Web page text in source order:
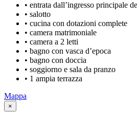
• entrata dall’ingresso principale
• salotto
• cucina con dotazioni complete
• camera matrimoniale
• camera a 2 letti
• bagno con vasca d’epoca
• bagno con doccia
• soggiorno e sala da pranzo
• 1 ampia terrazza
Mappa
×